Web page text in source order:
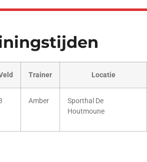
Trainer Locatie
Amber
Sporthal De
Houtmoune